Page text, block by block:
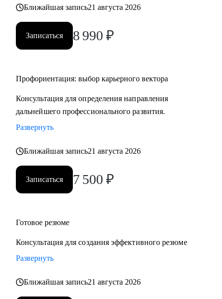
Ближайшая запись21 августа 2026
Записаться 8 990 ₽
Профориентация: выбор карьерного вектора
Консультация для определения направления
дальнейшего профессионального развития.
Развернуть
Ближайшая запись21 августа 2026
Записаться 7 500 ₽
Готовое резюме
Консультация для создания эффективного резюме
Развернуть
Ближайшая запись21 августа 2026